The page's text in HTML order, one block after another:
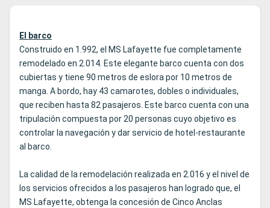
El barco
Construido en 1.992, el MS Lafayette fue completamente
remodelado en 2.014. Este elegante barco cuenta con dos
cubiertas y tiene 90 metros de eslora por 10 metros de
manga. A bordo, hay 43 camarotes, dobles o individuales,
que reciben hasta 82 pasajeros. Este barco cuenta con una
tripulación compuesta por 20 personas cuyo objetivo es
controlar la navegación y dar servicio de hotel-restaurante
al barco.
La calidad de la remodelación realizada en 2.016 y el nivel de
los servicios ofrecidos a los pasajeros han logrado que, el
MS Lafayette, obtenga la concesión de Cinco Anclas